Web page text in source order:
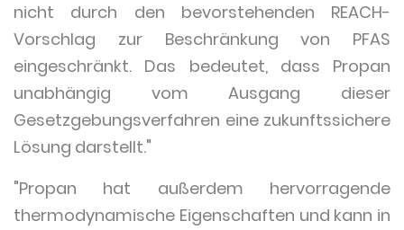
nicht durch den bevorstehenden REACH-
Vorschlag zur Beschränkung von PFAS
eingeschränkt. Das bedeutet, dass Propan
unabhängig vom Ausgang dieser
Gesetzgebungsverfahren eine zukunftssichere
Lösung darstellt."
"Propan hat außerdem hervorragende
thermodynamische Eigenschaften und kann in